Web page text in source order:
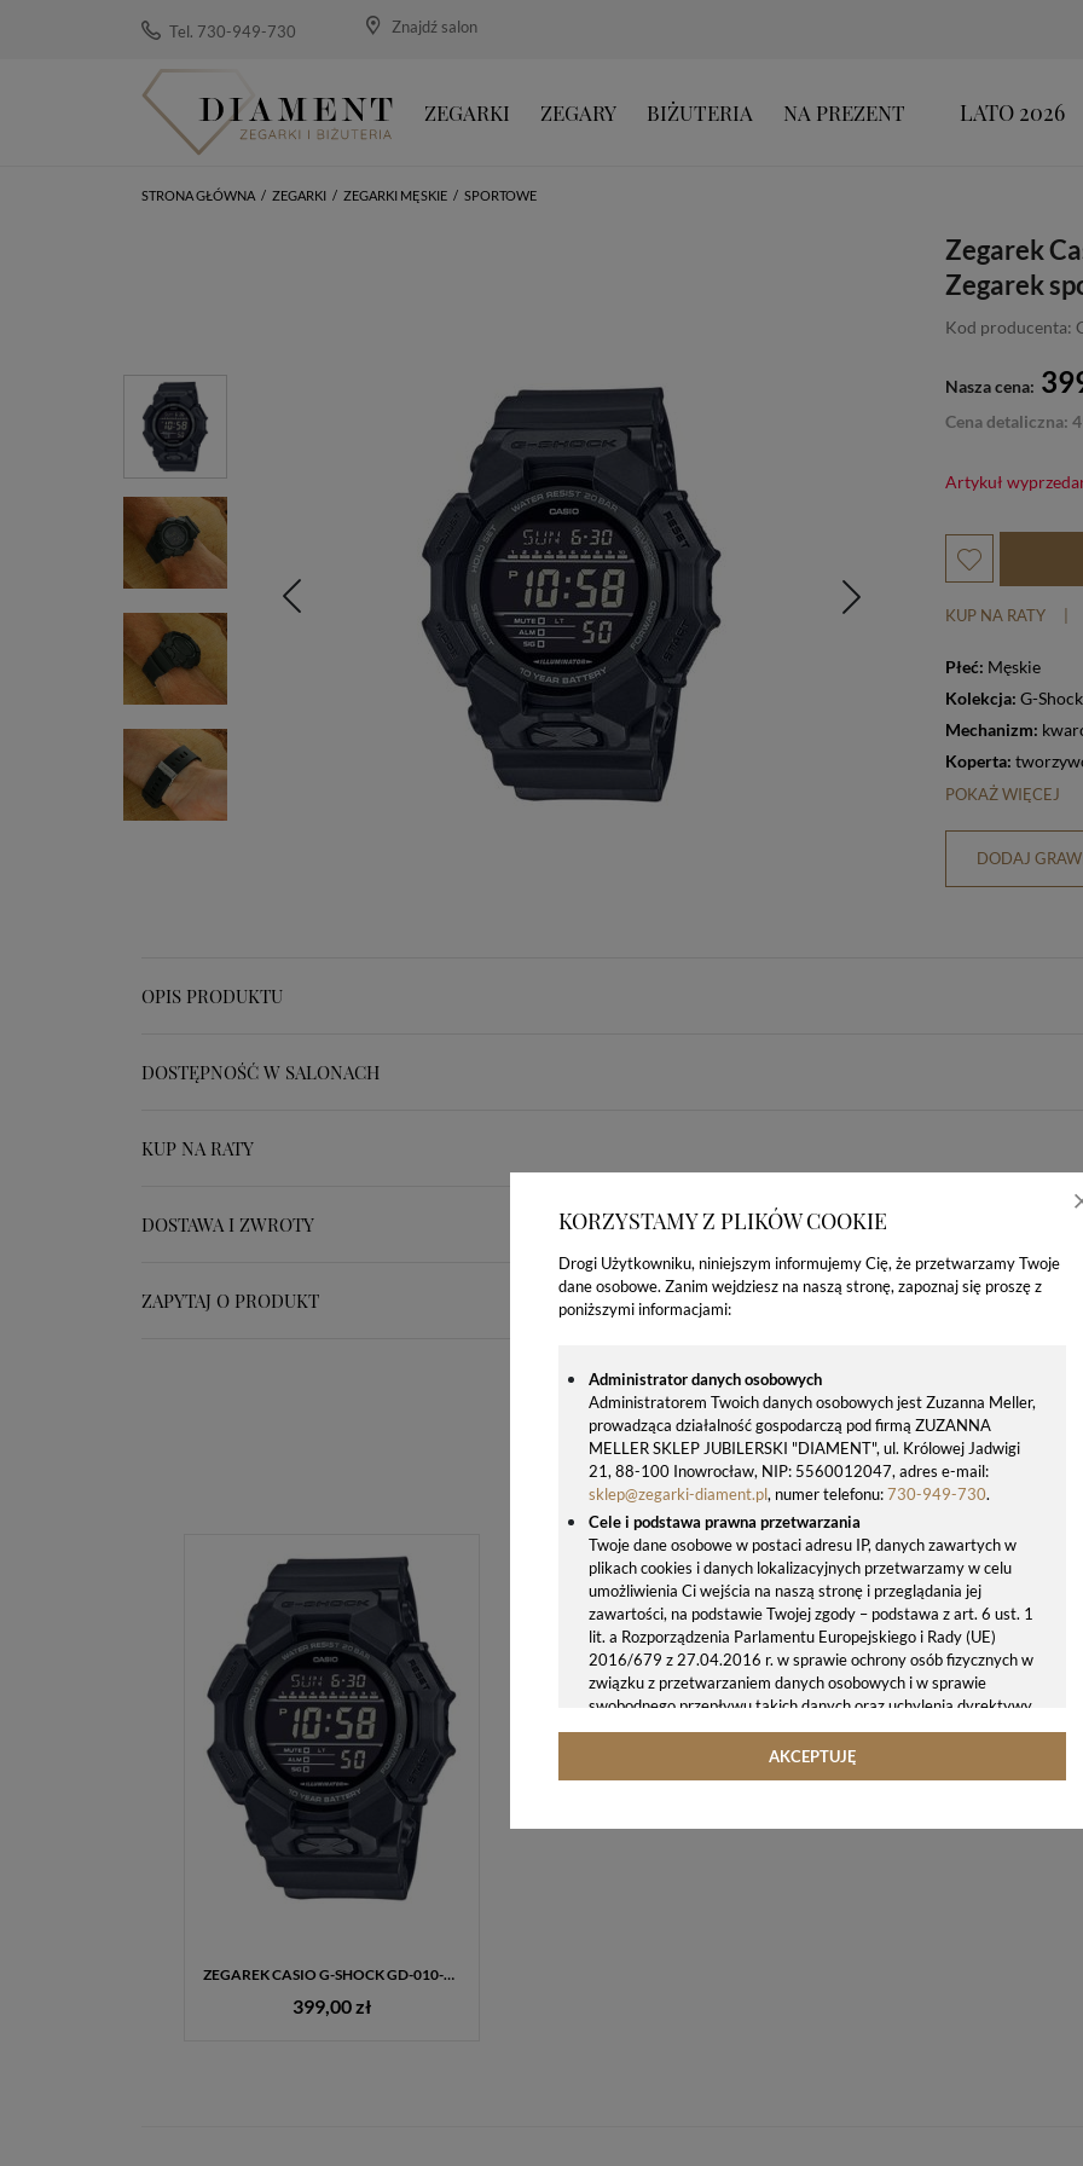
KORZYSTAMY Z PLIKÓW COOKIE
Drogi Użytkowniku, niniejszym informujemy Cię, że przetwarzamy Twoje
dane osobowe. Zanim wejdziesz na naszą stronę, zapoznaj się proszę z
poniższymi informacjami:
Administrator danych osobowych
Administratorem Twoich danych osobowych jest Zuzanna Meller,
prowadząca działalność gospodarczą pod firmą ZUZANNA
MELLER SKLEP JUBILERSKI "DIAMENT", ul. Królowej Jadwigi
21, 88-100 Inowrocław, NIP: 5560012047, adres e-mail:
sklep@zegarki-diament.pl, numer telefonu:730-949-730.
Cele i podstawa prawna przetwarzania
Twoje dane osobowe w postaci adresu IP, danych zawartych w
plikach cookies i danych lokalizacyjnych przetwarzamy w celu
umożliwienia Ci wejścia na naszą stronę i przeglądania jej
zawartości, na podstawie Twojej zgody – podstawa z art. 6 ust. 1
lit. a Rozporządzenia Parlamentu Europejskiego i Rady (UE)
2016/679 z 27.04.2016 r. w sprawie ochrony osób fizycznych w
związku z przetwarzaniem danych osobowych i w sprawie
swobodnego przepływu takich danych oraz uchylenia dyrektywy
95/46/WE (ogólne rozporządzenie o ochronie danych, tj. RODO).
Twoje dane osobowe możemy udostępniać hostingodawcy. Takie
zgodnie z naszymi poleceniami. Przekazujemy Twoje dane poza
AKCEPTUJĘ
Tel. 730-949-730 Znajdź salon
ZEGARKI ZEGARY BIŻUTERIA NA PREZENT LATO 2026
STRONA GŁÓWNA / ZEGARKI / ZEGARKI MĘSKIE / SPORTOWE
Zegarek
Zegarek
Kod producenta:
Nasza cena:
Cena detaliczna:
Artykuł
KUP NA RATY
Płeć: Męskie
Kolekcja: G-Shock
Mechanizm:
Koperta:
POKAŻ WIĘCEJ
DODAJ
OPIS PRODUKTU
DOSTĘPNOŚĆ W SALONACH
KUP NA RATY
DOSTAWA I ZWROTY
ZAPYTAJ O PRODUKT
OSTATNIO OGLĄDANE PRODUKTY
ZEGAREK CASIO G-SHOCK GD-010-1A1ER – ZEGAREK SPORTOWY 200M, SUPER ILLUMINATOR
399,00 zł